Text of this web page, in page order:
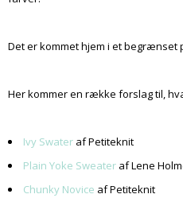
Det er kommet hjem i et begrænset
Her kommer en række forslag til,
Ivy Swater af Petiteknit
Plain Yoke Sweater af Lene
Chunky Novice af Petiteknit